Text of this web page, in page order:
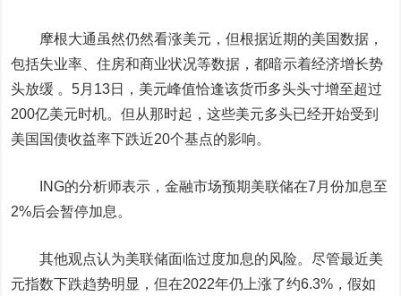
摩根大通 虽然仍然看涨美元，但根据近期的美国数据，
包括失业率、住房和商业状况等数据，都暗示着经济增长势
头放缓 。5月13日，美元峰值恰逢该货币多头头寸增至超过
200亿美元时机。但从那时起，这些美元多头已经开始受到
美国国债收益率下跌近20个基点的影响。
ING的分析师表示，金融市场预期美联储在7月份加息至
2%后会暂停加息。
其他观点认为美联储面临过度加息的风险。尽管最近美
元指数下跌趋势明显，但在2022年仍上涨了约6.3%，假如